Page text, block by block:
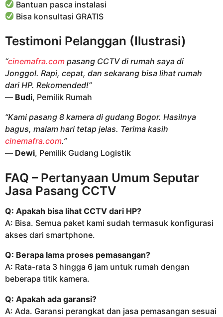
Bantuan pasca instalasi
Bisa konsultasi GRATIS
Testimoni Pelanggan (Ilustrasi)
“cinemafra.com pasang CCTV di rumah saya di
Jonggol. Rapi, cepat, dan sekarang bisa lihat rumah
dari HP. Rekomended!”
— Budi, Pemilik Rumah
“Kami pasang 8 kamera di gudang Bogor. Hasilnya
bagus, malam hari tetap jelas. Terima kasih
cinemafra.com.”
— Dewi, Pemilik Gudang Logistik
FAQ – Pertanyaan Umum Seputar
Jasa Pasang CCTV
Q: Apakah bisa lihat CCTV dari HP?
A: Bisa. Semua paket kami sudah termasuk konfigurasi
akses dari smartphone.
Q: Berapa lama proses pemasangan?
A: Rata-rata 3 hingga 6 jam untuk rumah dengan
beberapa titik kamera.
Q: Apakah ada garansi?
A: Ada. Garansi perangkat dan jasa pemasangan sesuai